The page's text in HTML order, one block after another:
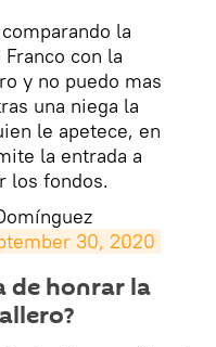
la
con la
y no puedo mas
una niega la
le apetece, en
la entrada a
los fondos.
30, 2020
de honrar la